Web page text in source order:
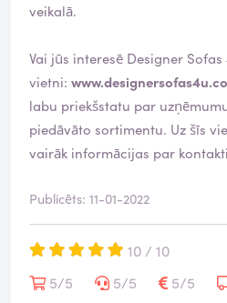
veikalā.
Vai jūs interesē Designer
vietni:
labu priekšstatu par
piedāvāto sortimentu. Uz šīs vietnes arī atradīsiet
vairāk informācijas par
Publicēts: 11-01-2022
10 / 10
5/5
5/5 5/5